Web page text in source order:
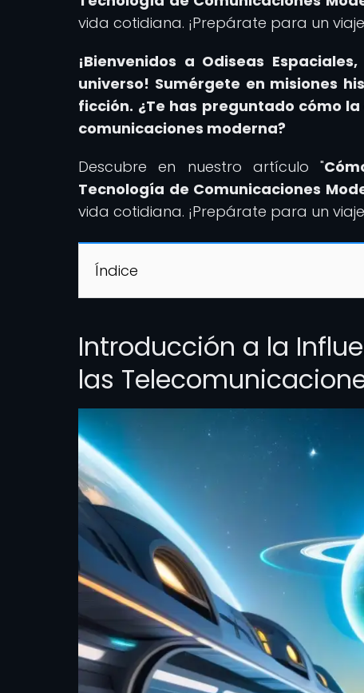
vida cotidiana. ¡Prepárate para un
¡Bienvenidos a Odiseas
universo! Sumérgete en misiones
ficción. ¿Te has preguntado cómo
comunicaciones moderna?
Descubre en nuestro artículo "
Tecnología de Comunicaciones
vida cotidiana. ¡Prepárate para un
Índice
Introducción a la
las